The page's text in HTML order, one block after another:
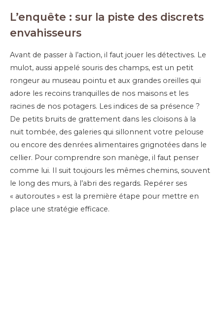
L’enquête : sur la piste des discrets
envahisseurs
Avant de passer à l’action, il faut jouer les détectives. Le
mulot, aussi appelé souris des champs, est un petit
rongeur au museau pointu et aux grandes oreilles qui
adore les recoins tranquilles de nos maisons et les
racines de nos potagers. Les indices de sa présence ?
De petits bruits de grattement dans les cloisons à la
nuit tombée, des galeries qui sillonnent votre pelouse
ou encore des denrées alimentaires grignotées dans le
cellier. Pour comprendre son manège, il faut penser
comme lui. Il suit toujours les mêmes chemins, souvent
le long des murs, à l’abri des regards. Repérer ses
« autoroutes » est la première étape pour mettre en
place une stratégie efficace.